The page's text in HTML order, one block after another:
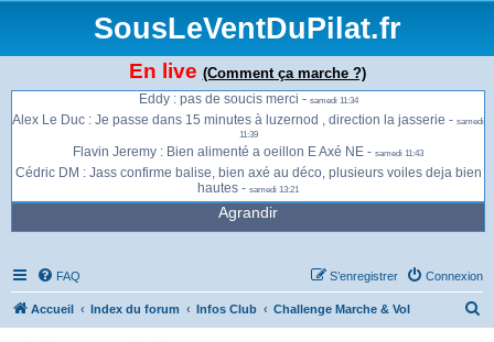
SousLeVentDuPilat.fr
En live (Comment ça marche ?)
Jonathan : Déjà de gros thermiques sur Luzernod. Quelques petits thermiques
à la Jasserie. - samedi 11:30
Jonathan : On sent l'est vers le saut du Gier mais pour le moment, ce n'était pas
turbulent. -samedi 11:34
Jonathan : Je n'ai pas pu voir les vaches sur l'altiport -
Eddy : pas de soucis merci - samedi 11:34
Alex Le Duc : Je passe dans 15 minutes à luzernod , direction la jasserie - samedi
11:39
Flavin Jeremy : Bien alimenté a oeillon E Axé NE - samedi 11:43
Cédric DM : Jass confirme balise, bien axé au déco, plusieurs voiles deja bien
hautes - samedi 13:21
Agrandir
FAQ Connexion
S’enregistrer
Accueil Index du forum Infos Club Challenge Marche & Vol